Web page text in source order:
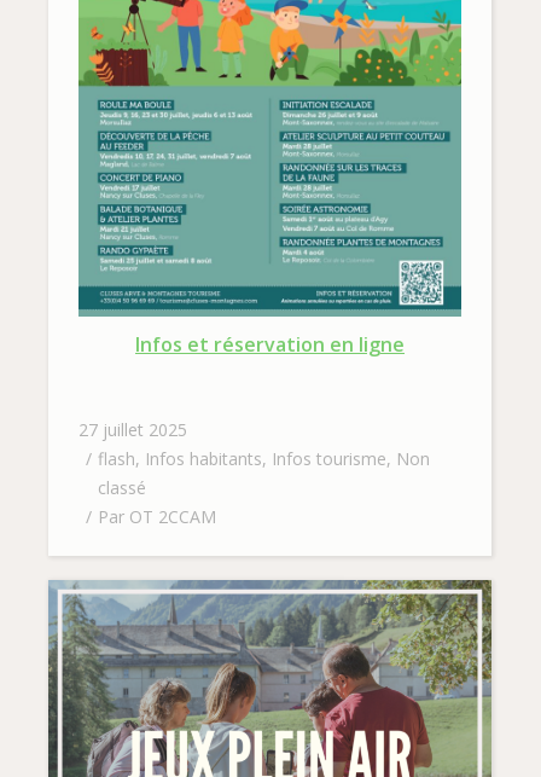
Infos et réservation en ligne
27 juillet 2025
flash, Infos habitants, Infos tourisme, Non
classé
Par OT 2CCAM